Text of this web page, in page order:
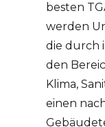
besten
werden
die durch
den
Klima,
einen